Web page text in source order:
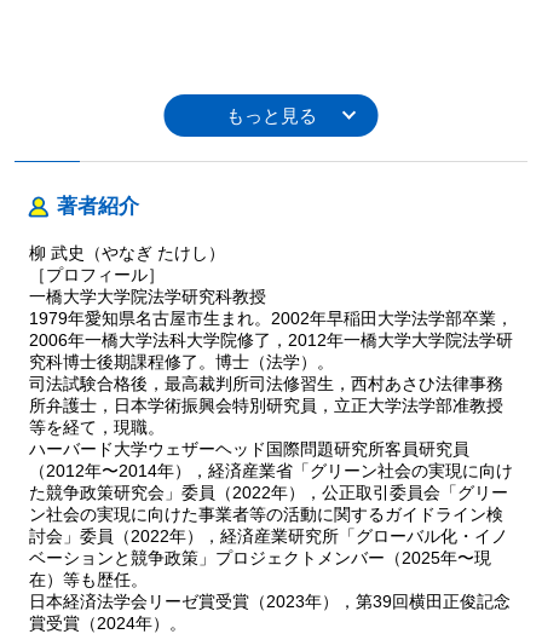
著者紹介
柳 武史（やなぎ たけし）
［プロフィール］
一橋大学大学院法学研究科教授
1979年愛知県名古屋市生まれ。2002年早稲田大学法学部卒業，
2006年一橋大学法科大学院修了，2012年一橋大学大学院法学研
究科博士後期課程修了。博士（法学）。
司法試験合格後，最高裁判所司法修習生，西村あさひ法律事務
所弁護士，日本学術振興会特別研究員，立正大学法学部准教授
等を経て，現職。
ハーバード大学ウェザーヘッド国際問題研究所客員研究員
（2012年〜2014年），経済産業省「グリーン社会の実現に向け
た競争政策研究会」委員（2022年），公正取引委員会「グリー
ン社会の実現に向けた事業者等の活動に関するガイドライン検
討会」委員（2022年），経済産業研究所「グローバル化・イノ
ベーションと競争政策」プロジェクトメンバー（2025年〜現
在）等も歴任。
日本経済法学会リーゼ賞受賞（2023年），第39回横田正俊記念
賞受賞（2024年）。